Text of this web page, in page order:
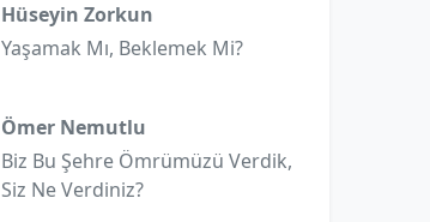
Hüseyin Zorkun
Yaşamak Mı, Beklemek Mi?
Ömer Nemutlu
Biz Bu Şehre Ömrümüzü Verdik,
Siz Ne Verdiniz?